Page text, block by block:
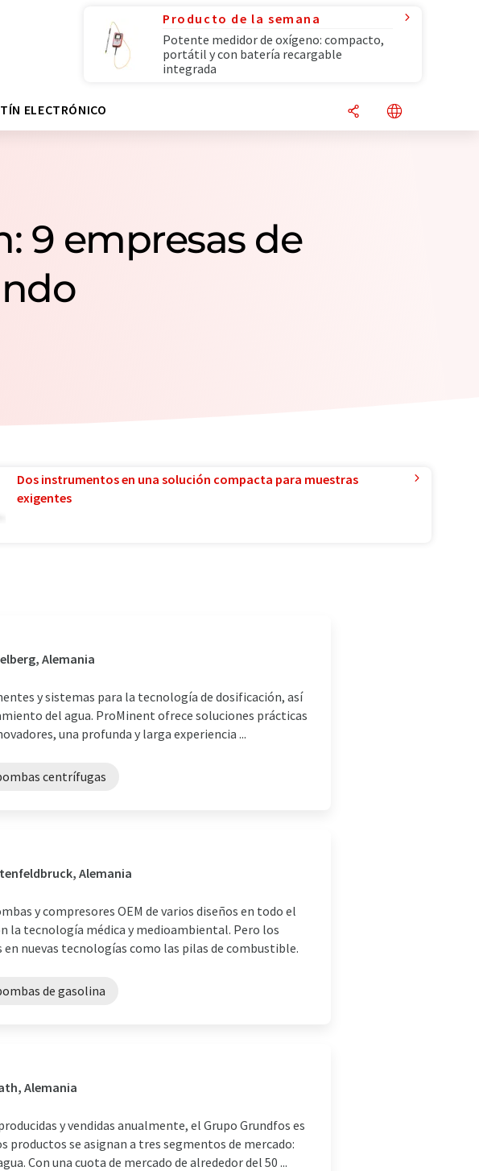
Producto de la semana
Potente medidor de oxígeno: compacto,
portátil y con batería recargable
integrada
ELECTRÓNICO
9 empresas de
Dos instrumentos en una solución compacta para muestras
exigentes
Alemania
y sistemas para la tecnología de dosificación, así
del agua. ProMinent ofrece soluciones prácticas
una profunda y larga experiencia ...
centrífugas
Alemania
y compresores OEM de varios diseños en todo el
la tecnología médica y medioambiental. Pero los
nuevas tecnologías como las pilas de combustible.
de gasolina
Alemania
y vendidas anualmente, el Grupo Grundfos es
productos se asignan a tres segmentos de mercado:
Con una cuota de mercado de alrededor del 50 ...